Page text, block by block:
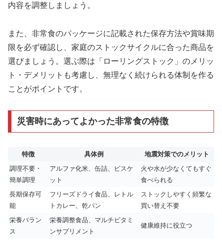
内容を調整しましょう。
また、非常食のパッケージに記載された保存方法や賞味期
限を必ず確認し、家庭のストックサイクルに合った商品を
選びましょう。選ぶ際は「ローリングストック」のメリッ
ト・デメリットも考慮し、無理なく続けられる体制を作る
ことがポイントです。
災害時にあってよかった非常食の特徴
特徴 具体例
地震対策でのメリット
調理不要・
簡単調理
アルファ化米、缶詰、ビスケ
ット
火や水が少なくてもすぐ
食べられる
長期保存可
能
フリーズドライ食品、レトル
トカレー、乾パン
ストックしやすく頻繁な
買い替え不要
栄養バラン
ス
栄養調整食品、マルチビタミ
ンサプリメント
健康維持に役立つ